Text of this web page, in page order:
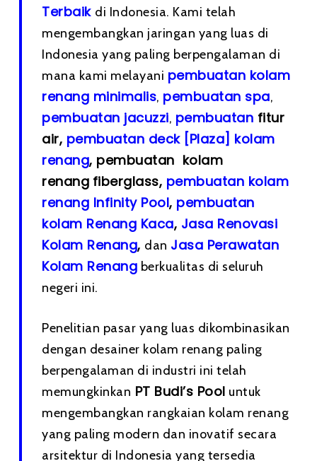
Terbaik di Indonesia. Kami telah
mengembangkan jaringan yang luas di
Indonesia yang paling berpengalaman di
mana kami melayani pembuatan kolam
renang minimalis, pembuatan spa,
pembuatan jacuzzi, pembuatan fitur
air, pembuatan deck [Plaza] kolam
renang, pembuatan kolam
renang fiberglass, pembuatan kolam
renang Infinity Pool, pembuatan
kolam Renang Kaca, Jasa Renovasi
Kolam Renang, dan Jasa Perawatan
Kolam Renang berkualitas di seluruh
negeri ini.
Penelitian pasar yang luas dikombinasikan
dengan desainer kolam renang paling
berpengalaman di industri ini telah
memungkinkan PT Budi’s Pool untuk
mengembangkan rangkaian kolam renang
yang paling modern dan inovatif secara
arsitektur di Indonesia yang tersedia